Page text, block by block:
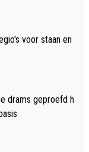
voor staan en
drams geproefd h